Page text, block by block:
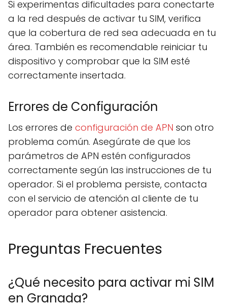
Si experimentas dificultades para conectarte
a la red después de activar tu SIM, verifica
que la cobertura de red sea adecuada en tu
área. También es recomendable reiniciar tu
dispositivo y comprobar que la SIM esté
correctamente insertada.
Errores de Configuración
Los errores de configuración de APN son otro
problema común. Asegúrate de que los
parámetros de APN estén configurados
correctamente según las instrucciones de tu
operador. Si el problema persiste, contacta
con el servicio de atención al cliente de tu
operador para obtener asistencia.
Preguntas Frecuentes
¿Qué necesito para activar mi SIM
en Granada?